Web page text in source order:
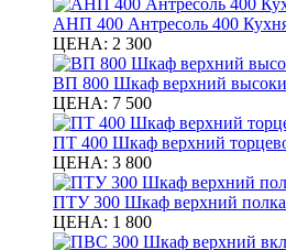
АНП 400 Антресоль 400
ЦЕНА: 2 300
ВП 800 Шкаф верхний
ЦЕНА: 7 500
ПТ 400 Шкаф верхний
ЦЕНА: 3 800
ПТУ 300 Шкаф верхний
ЦЕНА: 1 800